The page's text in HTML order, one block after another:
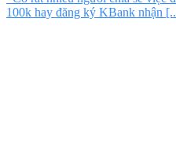
100k hay đăng ký KBank nhận